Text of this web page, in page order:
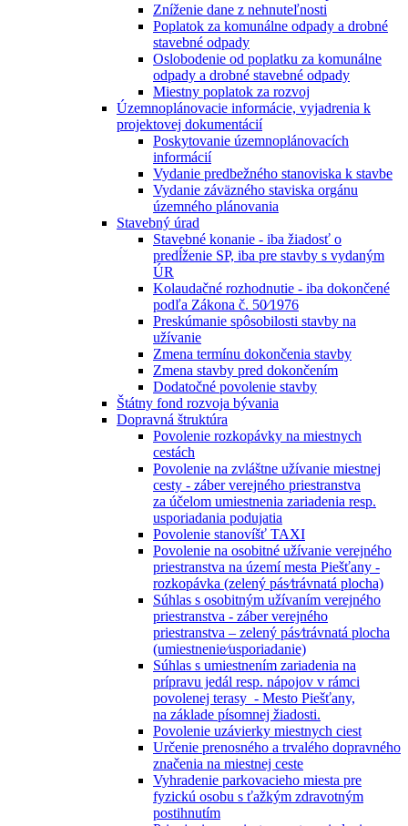
Zníženie dane z nehnuteľnosti
Poplatok za komunálne odpady a drobné
stavebné odpady
Oslobodenie od poplatku za komunálne
odpady a drobné stavebné odpady
Miestny poplatok za rozvoj
Územnoplánovacie informácie, vyjadrenia k
projektovej dokumentácií
Poskytovanie územnoplánovacích
informácií
Vydanie predbežného stanoviska k stavbe
Vydanie záväzného staviska orgánu
územného plánovania
Stavebný úrad
Stavebné konanie - iba žiadosť o
predĺženie SP, iba pre stavby s vydaným
ÚR
Kolaudačné rozhodnutie - iba dokončené
podľa Zákona č. 50⁄1976
Preskúmanie spôsobilosti stavby na
užívanie
Zmena termínu dokončenia stavby
Zmena stavby pred dokončením
Dodatočné povolenie stavby
Štátny fond rozvoja bývania
Dopravná štruktúra
Povolenie rozkopávky na miestnych
cestách
Povolenie na zvláštne užívanie miestnej
cesty - záber verejného priestranstva
za účelom umiestnenia zariadenia resp.
usporiadania podujatia
Povolenie stanovíšť TAXI
Povolenie na osobitné užívanie verejného
priestranstva na území mesta Piešťany -
rozkopávka (zelený pás⁄trávnatá plocha)
Súhlas s osobitným užívaním verejného
priestranstva - záber verejného
priestranstva – zelený pás⁄trávnatá plocha
(umiestnenie⁄usporiadanie)
Súhlas s umiestnením zariadenia na
prípravu jedál resp. nápojov v rámci
povolenej terasy - Mesto Piešťany,
na základe písomnej žiadosti.
Povolenie uzávierky miestnych ciest
Určenie prenosného a trvalého dopravného
značenia na miestnej ceste
Vyhradenie parkovacieho miesta pre
fyzickú osobu s ťažkým zdravotným
postihnutím